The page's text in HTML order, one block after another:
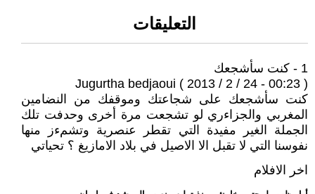
التعليقات
1 - كنت سأشجعك
Jugurtha bedjaoui ( 2013 / 2 / 24 - 00:23 )
كنت سأشجعك على شجاعتك وموقفك من النضامين
المغربي والجزاءري لو تشجعت مرة أخرى وحدفت تلك
الجملة الغير مفيدة التي تقطر عنصرية وتشمءز منها
نفوسنا التي لا تقبل الا الاصيل في بلاد الامازيغ ؟ تحياتي
اخر الافلام